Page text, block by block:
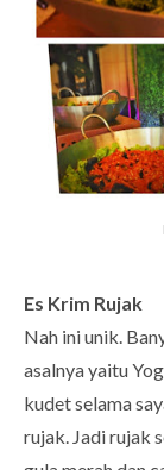
Es Krim Rujak
Nah ini unik.
asalnya yaitu
kudet selama
rujak. Jadi rujak